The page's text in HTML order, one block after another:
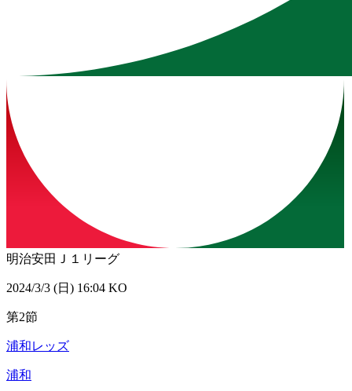
明治安田Ｊ１リーグ
2024/3/3 (日) 16:04 KO
第2節
浦和レッズ
浦和